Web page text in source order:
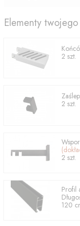
Elementy twojego
2 szt.
2 szt.
2 szt.
Profil
120